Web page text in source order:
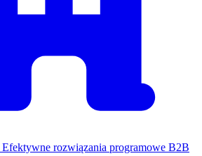
Efektywne rozwiązania programowe B2B